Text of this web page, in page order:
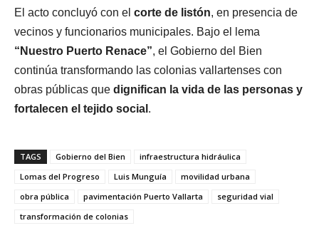
El acto concluyó con el corte de listón, en presencia de
vecinos y funcionarios municipales. Bajo el lema
“Nuestro Puerto Renace”, el Gobierno del Bien
continúa transformando las colonias vallartenses con
obras públicas que dignifican la vida de las personas y
fortalecen el tejido social .
TAGS Gobierno del Bien
infraestructura hidráulica
Lomas del Progreso
Luis Munguía
movilidad urbana
obra pública
pavimentación Puerto Vallarta
seguridad vial
transformación de colonias